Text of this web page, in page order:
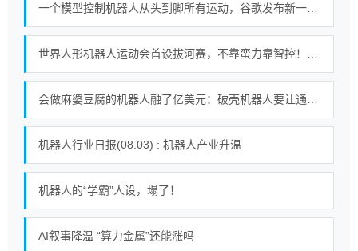
机器人行业日报(08.03) : 机器人产业升温
机器人的“学霸”人设，塌了！
AI叙事降温 “算力金属”还能涨吗